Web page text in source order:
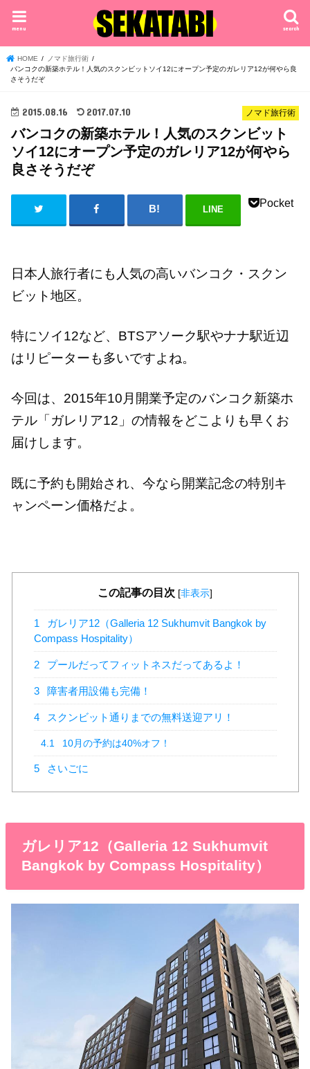
search
menu
HOME
ノマド旅行術
バンコクの新築ホテル！人気のスクンビットソイ12にオープン予定のガレリア12が何やら良
さそうだぞ
ノマド旅行術
2015.08.16 2017.07.10
バンコクの新築ホテル！人気のスクンビット
ソイ12にオープン予定のガレリア12が何やら
良さそうだぞ
LINE
Pocket
日本人旅行者にも人気の高いバンコク・スクン
ビット地区。
特にソイ12など、BTSアソーク駅やナナ駅近辺
はリピーターも多いですよね。
今回は、2015年10月開業予定のバンコク新築ホ
テル「ガレリア12」の情報をどこよりも早くお
届けします。
既に予約も開始され、今なら開業記念の特別キ
ャンペーン価格だよ。
この記事の目次 [非表示]
1
ガレリア12（Galleria 12 Sukhumvit Bangkok by
Compass Hospitality）
2 プールだってフィットネスだってあるよ！
3 障害者用設備も完備！
4 スクンビット通りまでの無料送迎アリ！
4.1 10月の予約は40%オフ！
5 さいごに
ガレリア12（Galleria 12 Sukhumvit
Bangkok by Compass Hospitality）